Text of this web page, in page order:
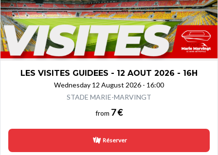
LES VISITES GUIDEES - 12 AOUT 2026 - 16H
Wednesday 12 August 2026 - 16:00
STADE MARIE-MARVINGT
from 7 €
Réserver